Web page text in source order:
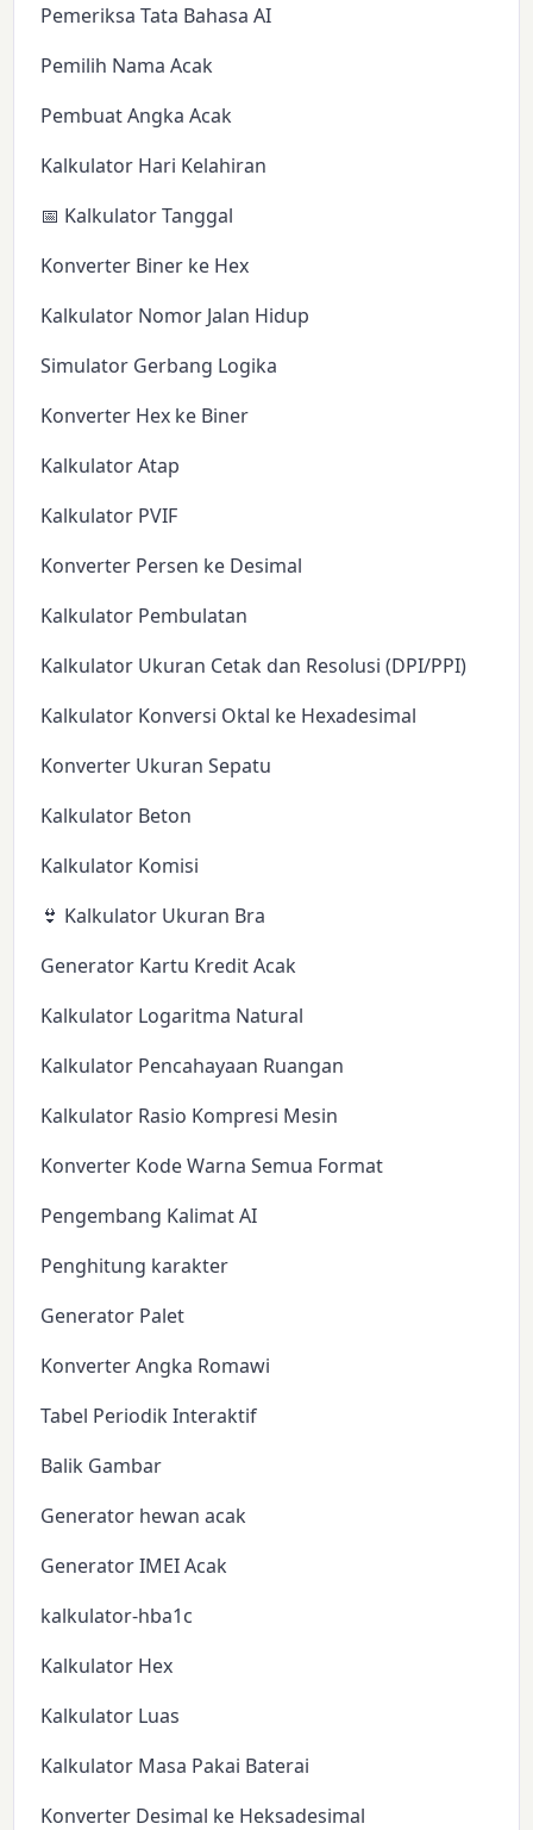
Pemeriksa Tata Bahasa AI
Pemilih Nama Acak
Pembuat Angka Acak
Kalkulator Hari Kelahiran
📅 Kalkulator Tanggal
Konverter Biner ke Hex
Kalkulator Nomor Jalan Hidup
Simulator Gerbang Logika
Konverter Hex ke Biner
Kalkulator Atap
Kalkulator PVIF
Konverter Persen ke Desimal
Kalkulator Pembulatan
Kalkulator Ukuran Cetak dan Resolusi (DPI/PPI)
Kalkulator Konversi Oktal ke Hexadesimal
Konverter Ukuran Sepatu
Kalkulator Beton
Kalkulator Komisi
👙 Kalkulator Ukuran Bra
Generator Kartu Kredit Acak
Kalkulator Logaritma Natural
Kalkulator Pencahayaan Ruangan
Kalkulator Rasio Kompresi Mesin
Konverter Kode Warna Semua Format
Pengembang Kalimat AI
Penghitung karakter
Generator Palet
Konverter Angka Romawi
Tabel Periodik Interaktif
Balik Gambar
Generator hewan acak
Generator IMEI Acak
kalkulator-hba1c
Kalkulator Hex
Kalkulator Luas
Kalkulator Masa Pakai Baterai
Konverter Desimal ke Heksadesimal